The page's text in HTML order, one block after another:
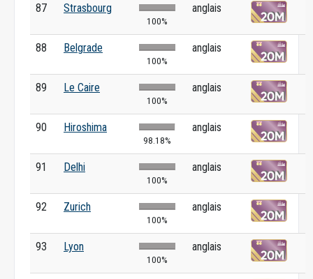
87 Strasbourg
100%
anglais
88 Belgrade
100%
anglais
89 Le Caire
100%
anglais
90 Hiroshima
98.18%
anglais
91 Delhi
100%
anglais
92 Zurich
100%
anglais
93 Lyon
100%
anglais